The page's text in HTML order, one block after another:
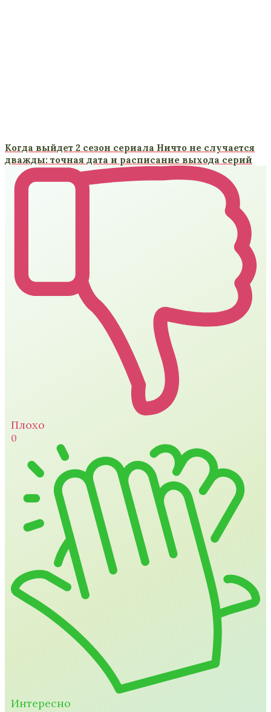
Когда выйдет 2 сезон сериала Ничто не случается
дважды: точная дата и расписание выхода серий
Плохо
0
Интересно